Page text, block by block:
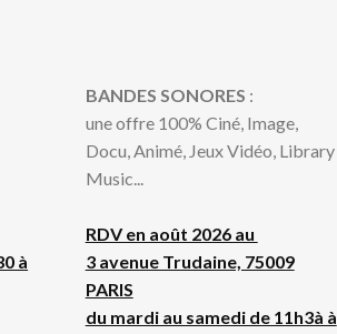
à
BANDES SONORES :
une offre 100% Ciné, Image,
Docu, Animé, Jeux Vidéo, Library
Music...
RDV en août 2026 au
3 avenue Trudaine, 75009
PARIS
du mardi au samedi de 11h3à à